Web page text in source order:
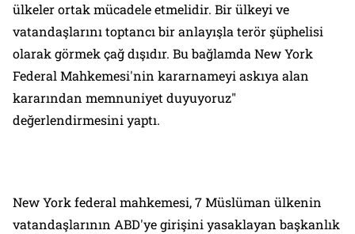
ülkeler ortak mücadele etmelidir. Bir ülkeyi ve
vatandaşlarını toptancı bir anlayışla terör şüphelisi
olarak görmek çağ dışıdır. Bu bağlamda New York
Federal Mahkemesi'nin kararnameyi askıya alan
kararından memnuniyet duyuyoruz"
değerlendirmesini yaptı.
New York federal mahkemesi, 7 Müslüman ülkenin
vatandaşlarının ABD'ye girişini yasaklayan başkanlık